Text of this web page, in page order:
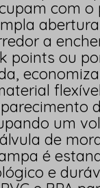
com o
a
points ou
um
de
é
e